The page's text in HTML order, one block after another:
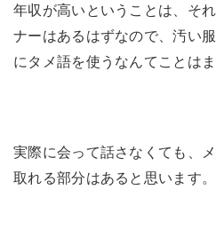
年収が高いということは、そ
ナーはあるはずなので、汚い
にタメ語を使うなんてことは
実際に会って話さなくても、
取れる部分はあると思います。